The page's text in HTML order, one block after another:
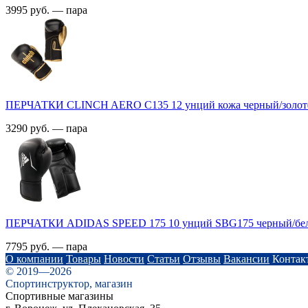
3995 руб. — пара
ПЕРЧАТКИ CLINCH AERO C135 12 унций кожа черный/
3290 руб. — пара
ПЕРЧАТКИ ADIDAS SPEED 175 10 унций SBG175 черный/
7795 руб. — пара
О компании Товары Новости Статьи Отзывы Вакансии
© 2019—2026
Спортинструктор, магазин
Спортивные магазины